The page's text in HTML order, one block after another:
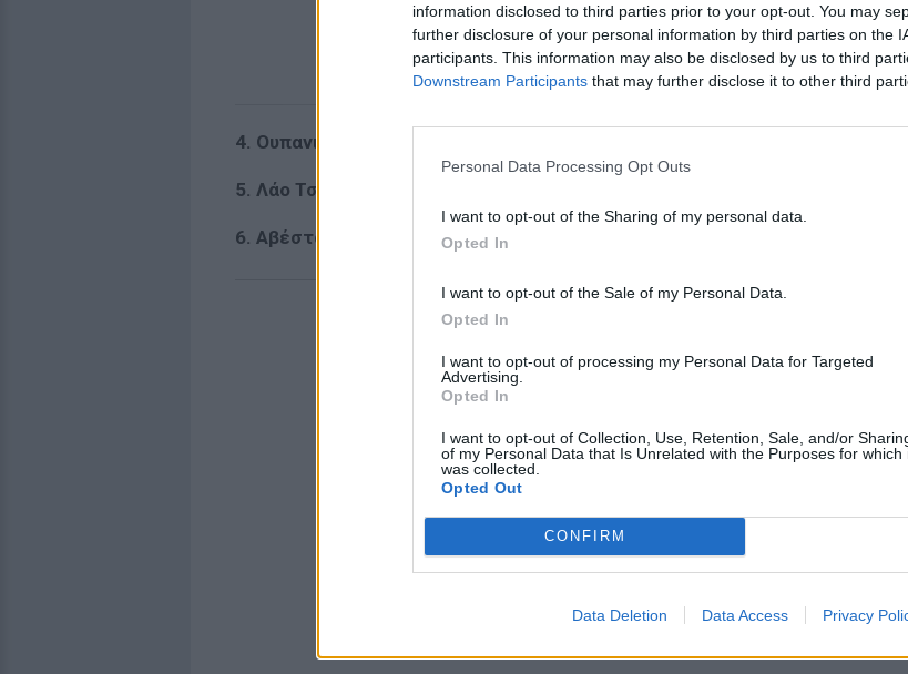
information disclosed to third parties prior to your opt-out. You may
further disclosure of your personal information by third parties on the
participants. This information may also be disclosed by us to third
Downstream Participants that may further disclose it to other third
Personal Data Processing Opt Outs
I want to opt-out of the Sharing of my personal data.
Opted In
I want to opt-out of the Sale of my Personal Data.
Opted In
I want to opt-out of processing my Personal Data for Targeted
Advertising.
Opted In
I want to opt-out of Collection, Use, Retention, Sale, and/or
of my Personal Data that Is Unrelated with the Purposes for which
was collected.
Opted Out
CONFIRM
Data Deletion Data Access Privacy
4. Ουπανισάδες, περίπου 700-400 π.χ.
5. Λάο Τσε, Ο δρόμος και η Δύναμη του,3ος αιώνας π.χ.
6. Αβέστα περίπου 500 π.χ.